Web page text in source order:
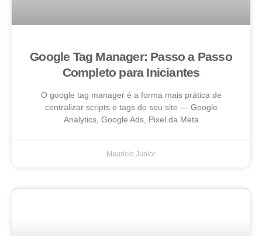
Google Tag Manager: Passo a Passo
Completo para Iniciantes
O google tag manager é a forma mais prática de
centralizar scripts e tags do seu site — Google
Analytics, Google Ads, Pixel da Meta
Mauricio Junior